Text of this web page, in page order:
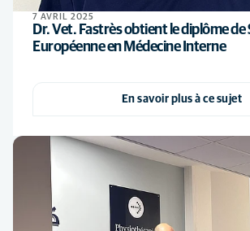
7 AVRIL 2025
Dr. Vet. Fastrès obtient le diplôme de
Européenne en Médecine Interne
En savoir plus à ce sujet